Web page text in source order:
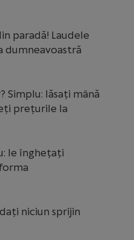
paradă! Laudele
dumneavoastră
lăsați mână
prețurile la
le înghețați
niciun sprijin